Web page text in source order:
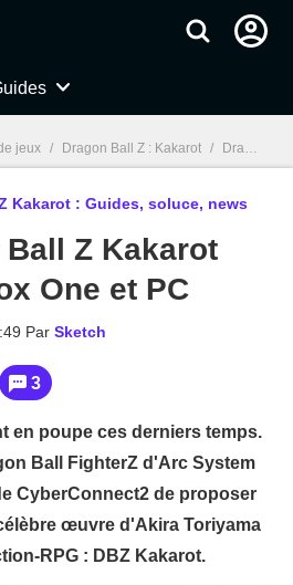
jeux / Dragon Ball Z : Kakarot / Dragon Ball Z Kakarot : Guides, soluce, test, news, combats
Kakarot : Guides, soluce, news
Ball Z Kakarot
One et PC
Par Sketch
3
en poupe ces derniers temps.
Ball FighterZ d'Arc System
CyberConnect2 de proposer
œuvre d'Akira Toriyama
RPG : DBZ Kakarot.